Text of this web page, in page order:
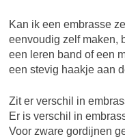
Kan ik een embrasse
eenvoudig zelf maken,
een leren band of een
een stevig haakje aan
Zit er verschil in
Er is verschil in
Voor zware gordijnen